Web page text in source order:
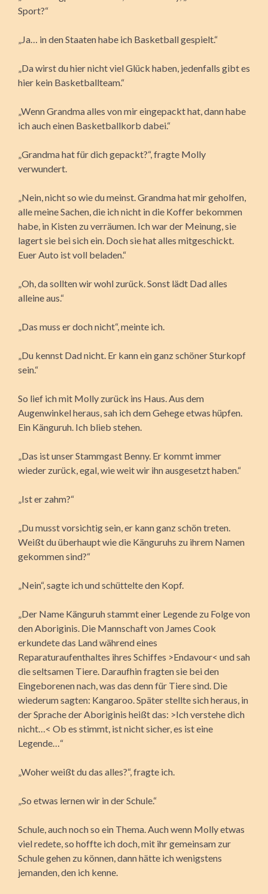
Sport?“
„Ja… in den Staaten habe ich Basketball gespielt.“
„Da wirst du hier nicht viel Glück haben, jedenfalls gibt es
hier kein Basketballteam.“
„Wenn Grandma alles von mir eingepackt hat, dann habe
ich auch einen Basketballkorb dabei.“
„Grandma hat für dich gepackt?“, fragte Molly
verwundert.
„Nein, nicht so wie du meinst. Grandma hat mir geholfen,
alle meine Sachen, die ich nicht in die Koffer bekommen
habe, in Kisten zu verräumen. Ich war der Meinung, sie
lagert sie bei sich ein. Doch sie hat alles mitgeschickt.
Euer Auto ist voll beladen.“
„Oh, da sollten wir wohl zurück. Sonst lädt Dad alles
alleine aus.“
„Das muss er doch nicht“, meinte ich.
„Du kennst Dad nicht. Er kann ein ganz schöner Sturkopf
sein.“
So lief ich mit Molly zurück ins Haus. Aus dem
Augenwinkel heraus, sah ich dem Gehege etwas hüpfen.
Ein Känguruh. Ich blieb stehen.
„Das ist unser Stammgast Benny. Er kommt immer
wieder zurück, egal, wie weit wir ihn ausgesetzt haben.“
„Ist er zahm?“
„Du musst vorsichtig sein, er kann ganz schön treten.
Weißt du überhaupt wie die Känguruhs zu ihrem Namen
gekommen sind?“
„Nein“, sagte ich und schüttelte den Kopf.
„Der Name Känguruh stammt einer Legende zu Folge von
den Aboriginis. Die Mannschaft von James Cook
erkundete das Land während eines
Reparaturaufenthaltes ihres Schiffes >Endavour< und sah
die seltsamen Tiere. Daraufhin fragten sie bei den
Eingeborenen nach, was das denn für Tiere sind. Die
wiederum sagten: Kangaroo. Später stellte sich heraus, in
der Sprache der Aboriginis heißt das: >Ich verstehe dich
nicht…< Ob es stimmt, ist nicht sicher, es ist eine
Legende…“
„Woher weißt du das alles?“, fragte ich.
„So etwas lernen wir in der Schule.“
Schule, auch noch so ein Thema. Auch wenn Molly etwas
viel redete, so hoffte ich doch, mit ihr gemeinsam zur
Schule gehen zu können, dann hätte ich wenigstens
jemanden, den ich kenne.